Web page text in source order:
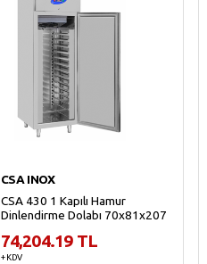
CSA INOX
CSA 430 1 Kapılı Hamur
Dinlendirme Dolabı 70x81x207
74,204.19 TL
+ KDV